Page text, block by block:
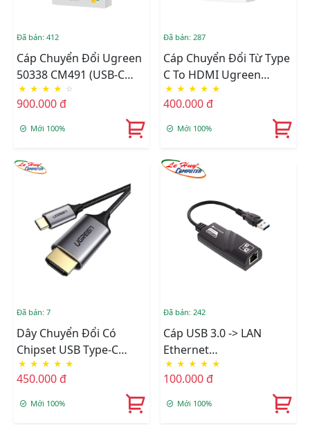
Đã bán: 412
Cáp Chuyển Đổi Ugreen
50338 CM491 (USB-C
Sang HDMI, 7cm, 8K
60Hz)
★ ★ ★ ★ ☆
900.000 đ
Mới 100%
Đã bán: 287
Cáp Chuyển Đổi Từ Type
C To HDMI Ugreen
(70444)
★ ★ ★ ★ ★
400.000 đ
Mới 100%
Đã bán: 7
Dây Chuyển Đổi Có
Chipset USB Type-C
Sang HDMI Dài 1.5M
Ugreen (50570)
★ ★ ★ ★ ★
450.000 đ
Mới 100%
Đã bán: 242
Cáp USB 3.0 -> LAN
Ethernet
10/100/1000Mbps
★ ★ ★ ★ ★
100.000 đ
Mới 100%